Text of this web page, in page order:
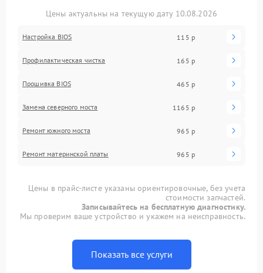
Цены актуальны на текущую дату 10.08.2026
Настройка BIOS 115 р
Профилактическая чистка 165 р
Прошивка BIOS 465 р
Замена северного моста 1165 р
Ремонт южного моста 965 р
Ремонт материнской платы 965 р
Цены в прайс-листе указаны ориентировочные, без учета
стоимости запчастей.
Записывайтесь на бесплатную диагностику.
Мы проверим ваше устройство и укажем на неисправность.
Показать все услуги